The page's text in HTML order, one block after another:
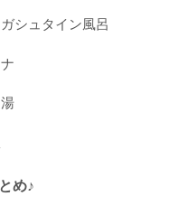
シュタイン風呂
め♪